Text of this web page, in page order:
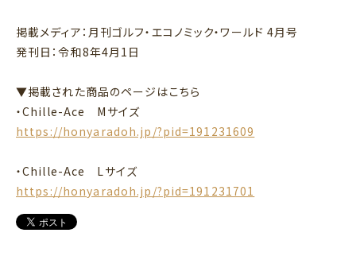
掲載メディア：月刊ゴルフ・エコノミック・ワールド 4月号
発刊日：令和8年4月1日
▼掲載された商品のページはこちら
・Chille-Ace Mサイズ
https://honyaradoh.jp/?pid=191231609
・Chille-Ace Lサイズ
https://honyaradoh.jp/?pid=191231701